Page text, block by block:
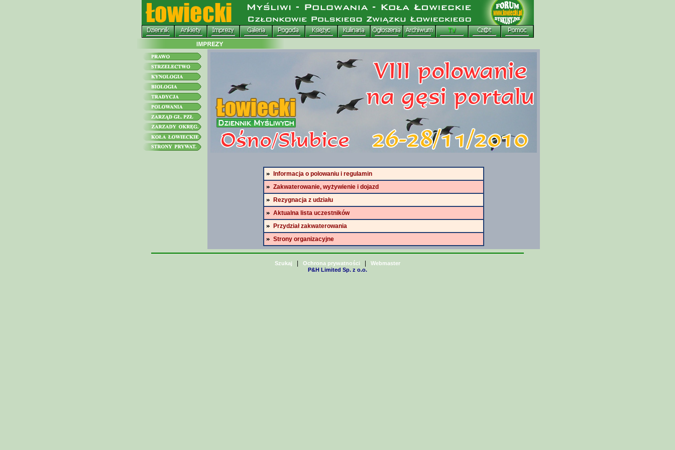
Informacja o polowaniu i regulamin
Zakwaterowanie, wyżywienie i dojazd
Rezygnacja z udziału
Aktualna lista uczestników
Przydział zakwaterowania
Strony organizacyjne
Szukaj Ochrona prywatności
Webmaster
P&H Limited Sp. z o.o.